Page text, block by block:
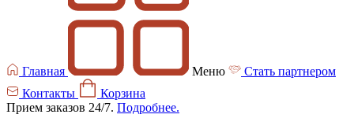
Главная Меню
Стать партнером
Контакты
Корзина
Прием заказов 24/7. Подробнее.